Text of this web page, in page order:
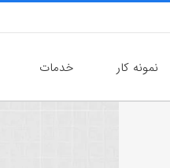
خدمات نمونه کار